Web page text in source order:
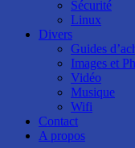
Sécurité
Linux
Divers
Guides
Images et
Vidéo
Musique
Wifi
Contact
A propos